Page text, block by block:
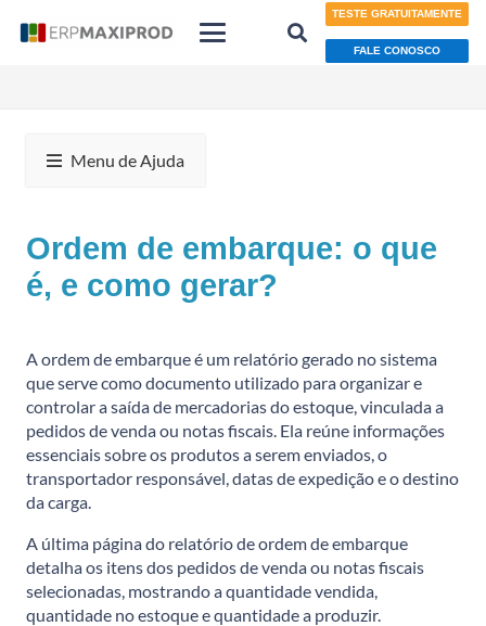
TESTE GRATUITAMENTE
FALE CONOSCO
Menu de Ajuda
Ordem de embarque: o que
é, e como gerar?
A ordem de embarque é um relatório gerado no sistema
que serve como documento utilizado para organizar e
controlar a saída de mercadorias do estoque, vinculada a
pedidos de venda ou notas fiscais. Ela reúne informações
essenciais sobre os produtos a serem enviados, o
transportador responsável, datas de expedição e o destino
da carga.
A última página do relatório de ordem de embarque
detalha os itens dos pedidos de venda ou notas fiscais
selecionadas, mostrando a quantidade vendida,
quantidade no estoque e quantidade a produzir.